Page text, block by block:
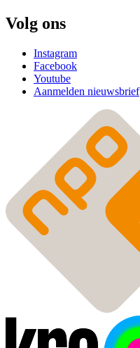
Volg ons
Instagram
Facebook
Youtube
Aanmelden nieuwsbrief